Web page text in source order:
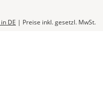
in DE | Preise inkl. gesetzl. MwSt.